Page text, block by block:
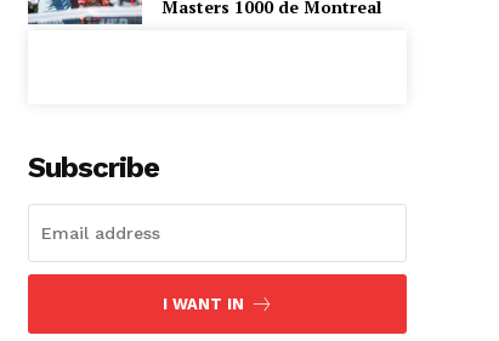
Masters 1000 de Montreal
Subscribe
I WANT IN